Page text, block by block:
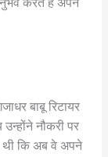
करते हैं अपने
बाबू रिटायर
नौकरी पर
थी कि अब वे अपने